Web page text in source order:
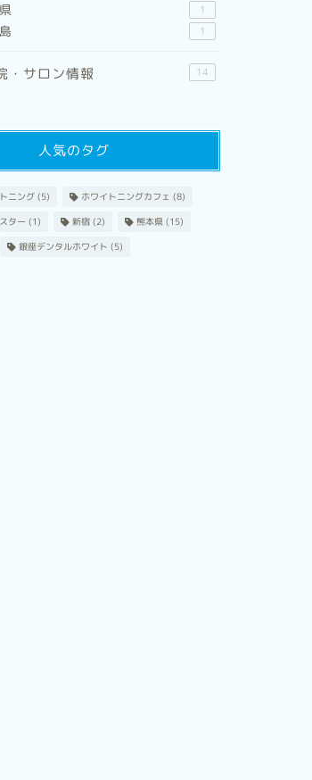
1
1
・サロン情報 14
人気のタグ
ニング(5) ホワイトニングカフェ (8)
ター (1) 新宿(2) 熊本県(15)
銀座デンタルホワイト (5)